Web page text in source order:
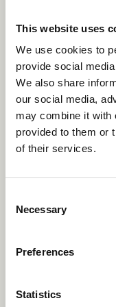
This website uses
We use cookies to
provide social
We also share
our social media,
may combine it with
provided to them or
of their services.
Selection
Necessary
Preferences
Statistics
työterveyshuollon ja
käytännön vinkkejä
sekä kuullaan
Hankkeen
menetelmiin
Tukea tiedolla